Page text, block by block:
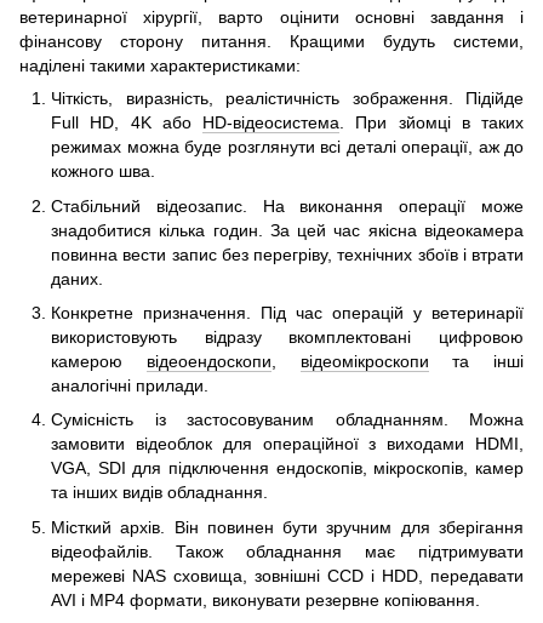
ветеринарної хірургії, варто оцінити основні завдання і
фінансову сторону питання. Кращими будуть системи,
наділені такими характеристиками:
Чіткість, виразність, реалістичність зображення. Підійде
Full HD, 4K або HD-відеосистема. При зйомці в таких
режимах можна буде розглянути всі деталі операції, аж до
кожного шва.
Стабільний відеозапис. На виконання операції може
знадобитися кілька годин. За цей час якісна відеокамера
повинна вести запис без перегріву, технічних збоїв і втрати
даних.
Конкретне призначення. Під час операцій у ветеринарії
використовують відразу вкомплектовані цифровою
камерою відеоендоскопи відеомікроскопи та інші
аналогічні прилади.
Сумісність із застосовуваним обладнанням. Можна
замовити відеоблок для операційної з виходами HDMI,
VGA, SDI для підключення ендоскопів, мікроскопів, камер
та інших видів обладнання.
Місткий архів. Він повинен бути зручним для зберігання
відеофайлів. Також обладнання має підтримувати
мережеві NAS сховища, зовнішні CCD і HDD, передавати
AVI і MP4 формати, виконувати резервне копіювання.